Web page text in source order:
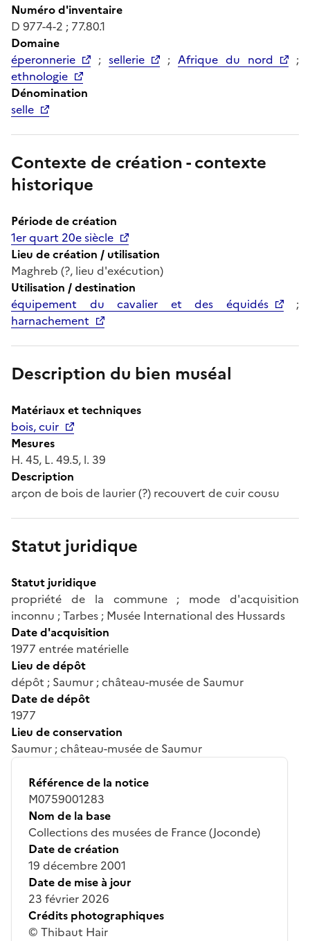
Numéro d'inventaire
D 977-4-2 ; 77.80.1
Domaine
éperonnerie
; sellerie ; Afrique du nord
;
ethnologie
Dénomination
selle
Contexte de création - contexte
historique
Période de création
1er quart 20e siècle
Lieu de création / utilisation
Maghreb (?, lieu d'exécution)
Utilisation / destination
équipement du cavalier et des équidés
;
harnachement
Description du bien muséal
Matériaux et techniques
bois, cuir
Mesures
H. 45, L. 49.5, l. 39
Description
arçon de bois de laurier (?) recouvert de cuir cousu
Statut juridique
Statut juridique
propriété de la commune ; mode d'acquisition
inconnu ; Tarbes ; Musée International des Hussards
Date d'acquisition
1977 entrée matérielle
Lieu de dépôt
dépôt ; Saumur ; château-musée de Saumur
Date de dépôt
1977
Lieu de conservation
Saumur ; château-musée de Saumur
Référence de la notice
M0759001283
Nom de la base
Collections des musées de France (Joconde)
Date de création
19 décembre 2001
Date de mise à jour
23 février 2026
Crédits photographiques
© Thibaut Hair